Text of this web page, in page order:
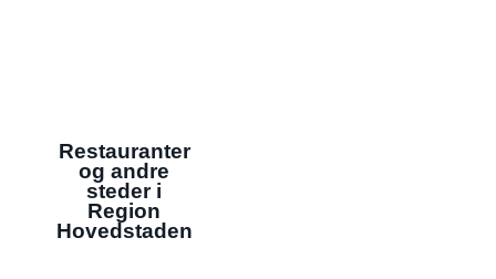
Restauranter
og andre
steder i
Region
Hovedstaden